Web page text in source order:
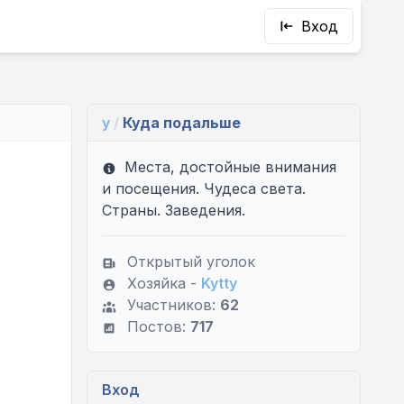
Вход
y / Куда подальше
Места, достойные внимания
и посещения. Чудеса света.
Страны. Заведения.
Открытый уголок
Хозяйка - Kytty
Участников: 62
Постов: 717
Вход